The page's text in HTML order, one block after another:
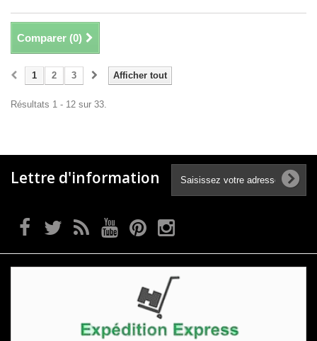
Comparer (0)
Afficher tout
1 2 3
Résultats 1 - 12 sur 33.
Lettre d'information